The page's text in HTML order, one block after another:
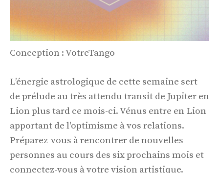
Conception : VotreTango
L’énergie astrologique de cette semaine sert
de prélude au très attendu transit de Jupiter en
Lion plus tard ce mois-ci. Vénus entre en Lion
apportant de l'optimisme à vos relations.
Préparez-vous à rencontrer de nouvelles
personnes au cours des six prochains mois et
connectez-vous à votre vision artistique.